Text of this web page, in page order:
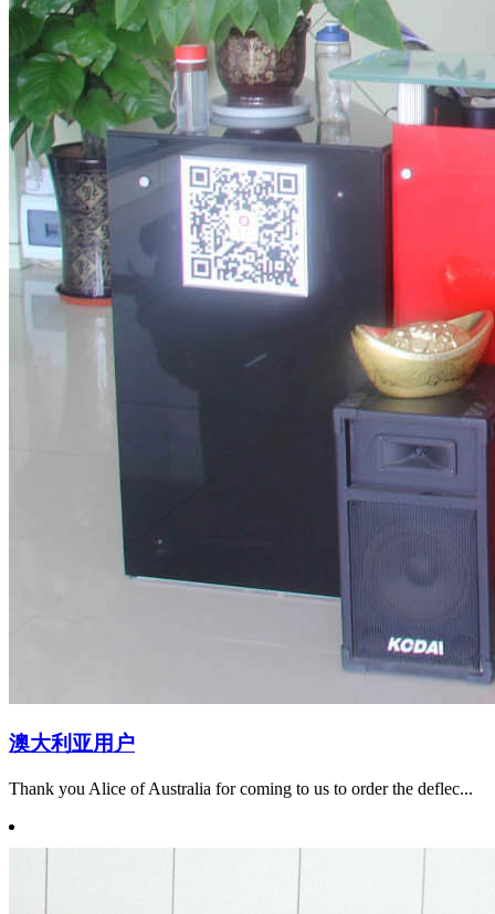
澳大利亚用户
Thank you Alice of Australia for coming to us to order the deflec...